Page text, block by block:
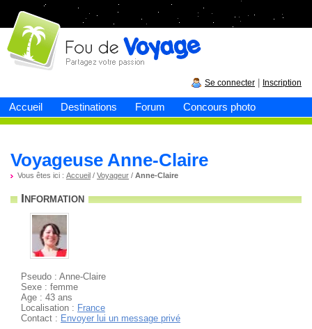
Accueil Destinations Forum Concours photo
Fou devoyage
Se connecter Inscription
Voyageuse Anne-Claire
Vous êtes ici : Accueil / Voyageur / Anne-Claire
Information
Pseudo : Anne-Claire
Sexe : femme
Age : 43 ans
Localisation : France
Contact : Envoyer lui un message privé